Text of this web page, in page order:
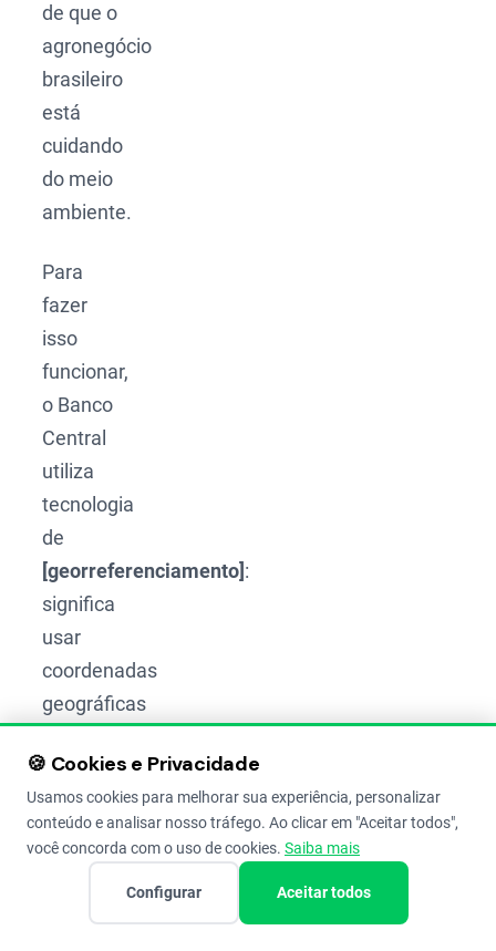
de que o
agronegócio
brasileiro
está
cuidando
do meio
ambiente.
Para
fazer
isso
funcionar,
o Banco
Central
utiliza
tecnologia
de
[georreferenciamento]:
significa
usar
coordenadas
geográficas
localizar
sua
propriedade
🍪 Cookies e Privacidade
Usamos cookies para melhorar sua experiência, personalizar
conteúdo e analisar nosso tráfego. Ao clicar em "Aceitar todos",
você concorda com o uso de cookies. Saiba mais
Configurar Aceitar todos